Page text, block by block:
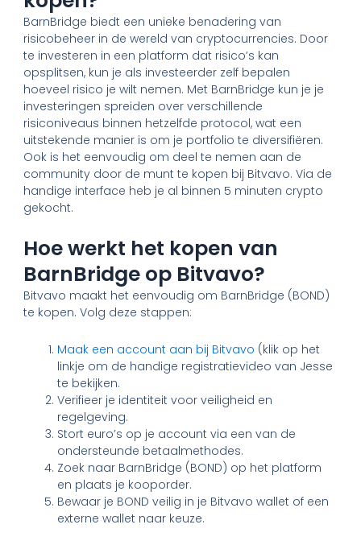
BarnBridge biedt een unieke benadering van
risicobeheer in de wereld van cryptocurrencies. Door
te investeren in een platform dat risico’s kan
opsplitsen, kun je als investeerder zelf bepalen
hoeveel risico je wilt nemen. Met BarnBridge kun je je
investeringen spreiden over verschillende
risiconiveaus binnen hetzelfde protocol, wat een
uitstekende manier is om je portfolio te diversifiëren.
Ook is het eenvoudig om deel te nemen aan de
community door de munt te kopen bij Bitvavo. Via de
handige interface heb je al binnen 5 minuten crypto
gekocht.
Hoe werkt het kopen van
BarnBridge op Bitvavo?
Bitvavo maakt het eenvoudig om BarnBridge (BOND)
te kopen. Volg deze stappen:
Maak een account aan bij Bitvavo (klik op het
linkje om de handige registratievideo van Jesse
te bekijken.
Verifieer je identiteit voor veiligheid en
regelgeving.
Stort euro’s op je account via een van de
ondersteunde betaalmethodes.
Zoek naar BarnBridge (BOND) op het platform
en plaats je kooporder.
Bewaar je BOND veilig in je Bitvavo wallet of een
externe wallet naar keuze.